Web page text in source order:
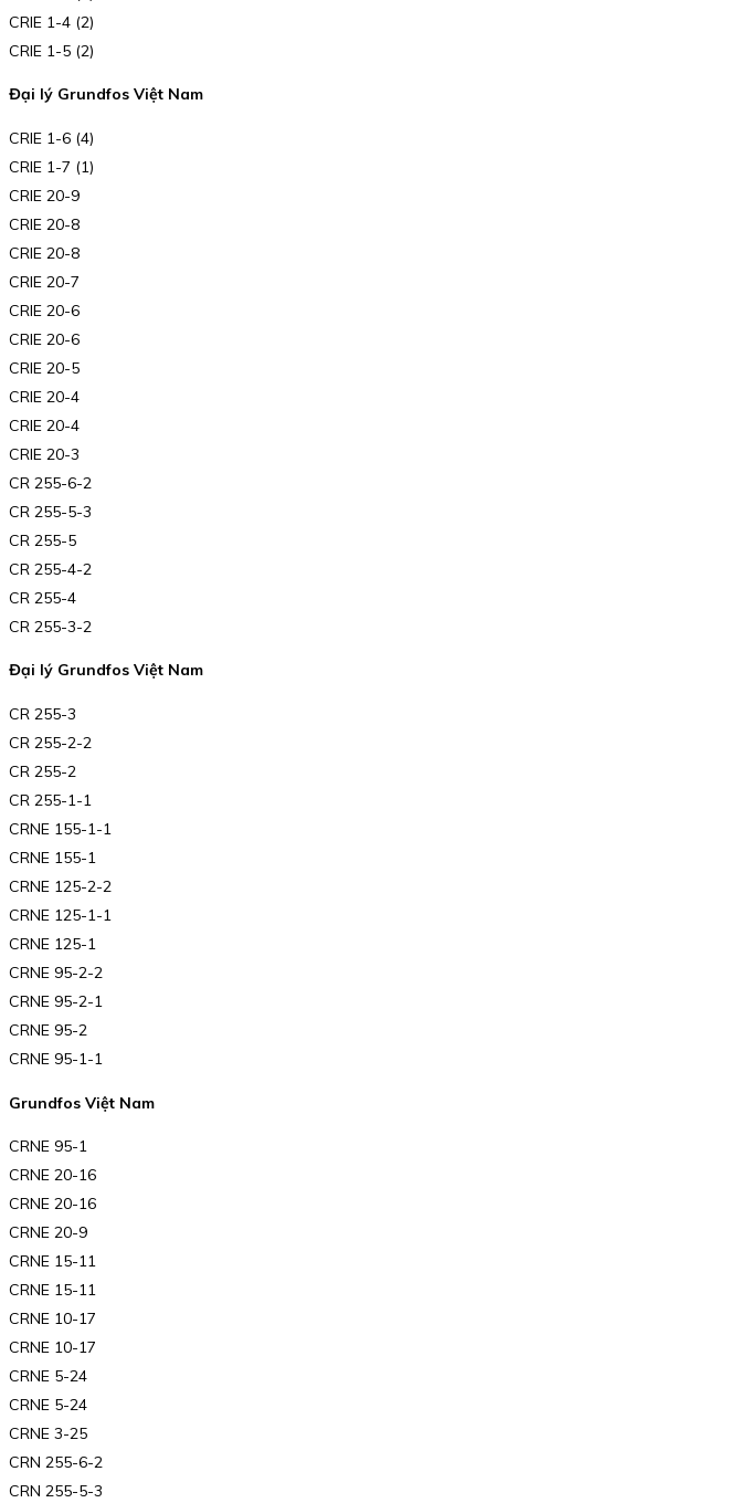
CRIE 1-4 (2)
CRIE 1-5 (2)
Đại lý Grundfos Việt Nam
CRIE 1-6 (4)
CRIE 1-7 (1)
CRIE 20-9
CRIE 20-8
CRIE 20-8
CRIE 20-7
CRIE 20-6
CRIE 20-6
CRIE 20-5
CRIE 20-4
CRIE 20-4
CRIE 20-3
CR 255-6-2
CR 255-5-3
CR 255-5
CR 255-4-2
CR 255-4
CR 255-3-2
Đại lý Grundfos Việt Nam
CR 255-3
CR 255-2-2
CR 255-2
CR 255-1-1
CRNE 155-1-1
CRNE 155-1
CRNE 125-2-2
CRNE 125-1-1
CRNE 125-1
CRNE 95-2-2
CRNE 95-2-1
CRNE 95-2
CRNE 95-1-1
Grundfos Việt Nam
CRNE 95-1
CRNE 20-16
CRNE 20-16
CRNE 20-9
CRNE 15-11
CRNE 15-11
CRNE 10-17
CRNE 10-17
CRNE 5-24
CRNE 5-24
CRNE 3-25
CRN 255-6-2
CRN 255-5-3